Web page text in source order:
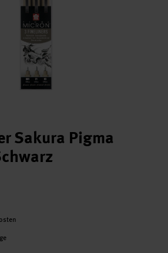
Sakura Pigma